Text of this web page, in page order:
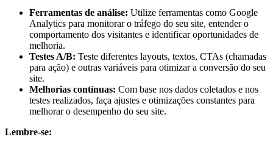
Ferramentas de análise: Utilize ferramentas como Google
Analytics para monitorar o tráfego do seu site, entender o
comportamento dos visitantes e identificar oportunidades de
melhoria.
Testes A/B: Teste diferentes layouts, textos, CTAs (chamadas
para ação) e outras variáveis para otimizar a conversão do seu
site.
Melhorias contínuas: Com base nos dados coletados e nos
testes realizados, faça ajustes e otimizações constantes para
melhorar o desempenho do seu site.
Lembre-se: